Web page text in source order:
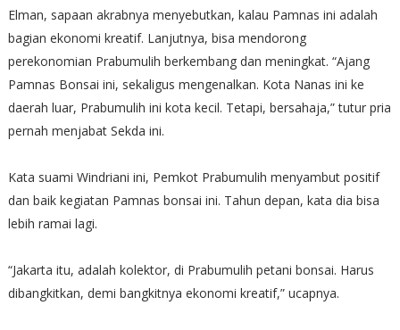
Elman, sapaan akrabnya menyebutkan, kalau Pamnas ini adalah
bagian ekonomi kreatif. Lanjutnya, bisa mendorong
perekonomian Prabumulih berkembang dan meningkat. “Ajang
Pamnas Bonsai ini, sekaligus mengenalkan. Kota Nanas ini ke
daerah luar, Prabumulih ini kota kecil. Tetapi, bersahaja,” tutur pria
pernah menjabat Sekda ini.
Kata suami Windriani ini, Pemkot Prabumulih menyambut positif
dan baik kegiatan Pamnas bonsai ini. Tahun depan, kata dia bisa
lebih ramai lagi.
“Jakarta itu, adalah kolektor, di Prabumulih petani bonsai. Harus
dibangkitkan, demi bangkitnya ekonomi kreatif,” ucapnya.